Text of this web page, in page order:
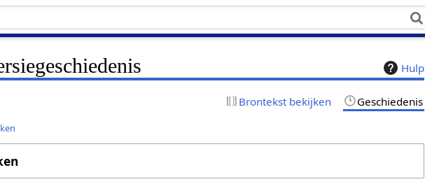
Hulp
Brontekst bekijken Geschiedenis